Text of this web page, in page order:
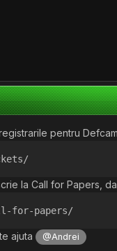
pentru
la Call for Papers,
for-papers/
ajuta @Andrei